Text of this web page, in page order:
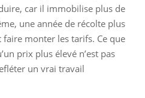
car il immobilise plus de
une année de récolte plus
monter les tarifs. Ce que
prix plus élevé n’est pas
un vrai travail